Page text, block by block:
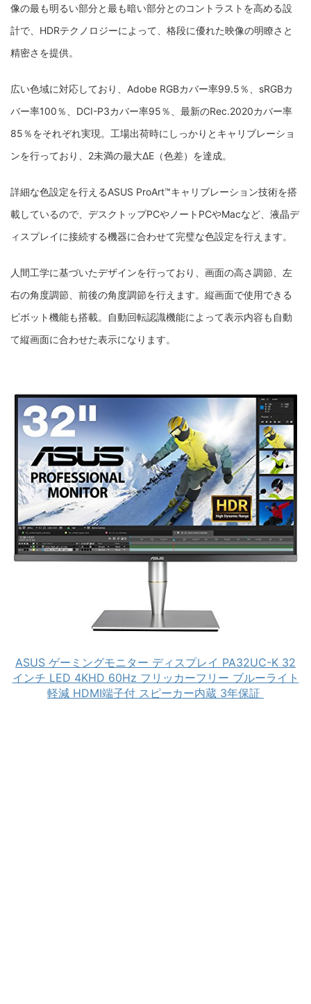
像の最も明るい部分と最も暗い部分とのコントラストを高める設
計で、HDRテクノロジーによって、格段に優れた映像の明瞭さと
精密さを提供。
広い色域に対応しており、Adobe RGBカバー率99.5％、sRGBカ
バー率100％、DCI-P3カバー率95％、最新のRec.2020カバー率
85％をそれぞれ実現。工場出荷時にしっかりとキャリブレーショ
ンを行っており、2未満の最大ΔE（色差）を達成。
詳細な色設定を行えるASUS ProArt™キャリブレーション技術を搭
載しているので、デスクトップPCやノートPCやMacなど、液晶デ
ィスプレイに接続する機器に合わせて完璧な色設定を行えます。
人間工学に基づいたデザインを行っており、画面の高さ調節、左
右の角度調節、前後の角度調節を行えます。縦画面で使用できる
ピボット機能も搭載。自動回転認識機能によって表示内容も自動
て縦画面に合わせた表示になります。
ASUS ゲーミングモニター ディスプレイ PA32UC-K 32
インチ LED 4KHD 60Hz フリッカーフリー ブルーライト
軽減 HDMI端子付 スピーカー内蔵 3年保証